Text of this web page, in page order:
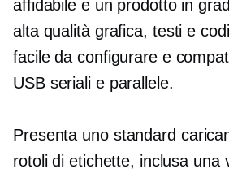
affidabile e un prodotto in
alta qualitàgrafica, testi e
facile da configurare e
USB seriali e parallele.
Presenta uno standard
rotoli di etichette, inclusa una